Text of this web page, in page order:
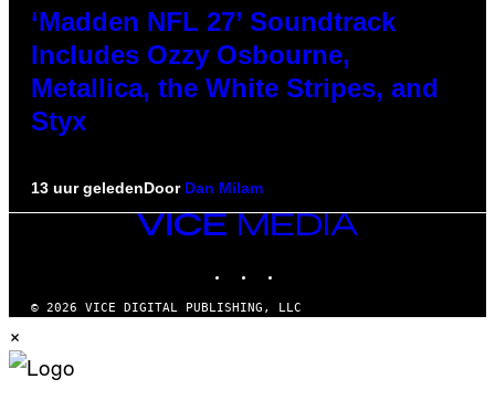
‘Madden NFL 27’ Soundtrack
Includes Ozzy Osbourne,
Metallica, the White Stripes, and
Styx
13 uur geledenDoor Dan Milam
VICE
MEDIA
© 2026 VICE DIGITAL PUBLISHING, LLC
×